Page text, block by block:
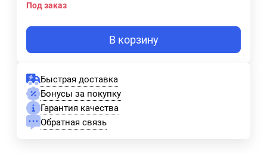
Под заказ
В корзину
Быстрая доставка
Бонусы за покупку
Гарантия качества
Обратная связь